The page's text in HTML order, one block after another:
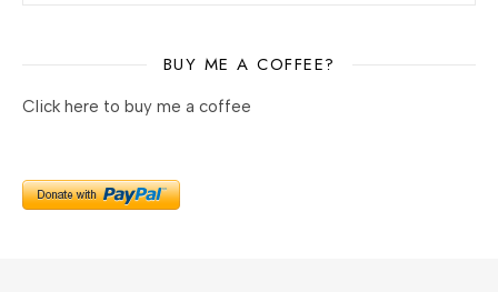
BUY ME A COFFEE?
Click here to buy me a coffee